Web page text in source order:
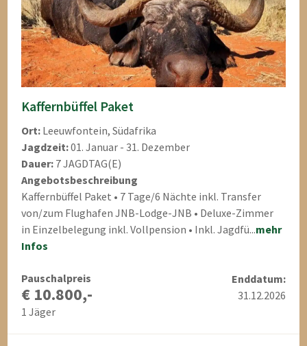
Kaffernbüffel Paket
Ort: Leeuwfontein, Südafrika
Jagdzeit:01. Januar - 31. Dezember
Dauer: 7 JAGDTAG(E)
Angebotsbeschreibung
Kaffernbüffel Paket • 7 Tage/6 Nächte inkl. Transfer
von/zum Flughafen JNB-Lodge-JNB • Deluxe-Zimmer
in Einzelbelegung inkl. Vollpension • Inkl. Jagdfü...mehr
Infos
Pauschalpreis
€ 10.800,-
1 Jäger
Enddatum:
31.12.2026